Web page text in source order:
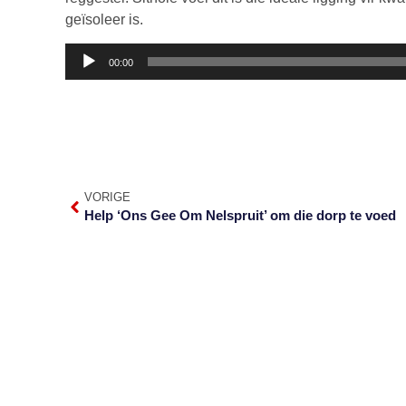
geïsoleer is.
Klankspeler
00:00
VORIGE
Help ‘Ons Gee Om Nelspruit’ om die dorp te voed